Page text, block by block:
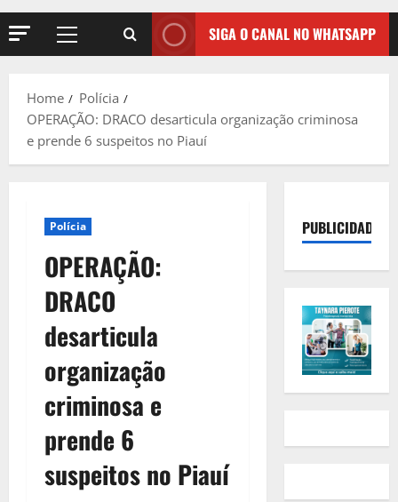
Primary
SIGA O CANAL NO WHATSAPP
Home
Polícia
OPERAÇÃO: DRACO desarticula organização criminosa
e prende 6 suspeitos no Piauí
Polícia
OPERAÇÃO:
DRACO
desarticula
organização
criminosa e
prende 6
suspeitos no Piauí
PUBLICIDADE